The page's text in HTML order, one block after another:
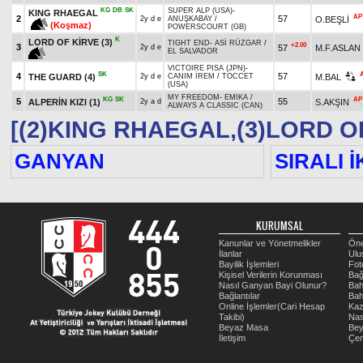
2
KING RHAEGAL KG DB SK
(Koşmaz)
2y d e
SUPER ALP (USA)-
ANUŞKABAY /
POWERSCOURT (GB)
57 O.BEŞLİ AP
3
LORD OF KİRVE (3) K
2y d e TIGHT END- ASİ RÜZGAR /
EL SALVADOR
57 +2.00 M.F.ASLAN
4 THE GUARD (4) SK 2y d e
VICTOIRE PISA (JPN)-
CANIM İREM / TOCCET
(USA)
57 M.BAL
5 ALPERİN KIZI (1) KG SK 2y a d MY FREEDOM - EMIKA /
ALWAYS A CLASSIC (CAN)
55 S.AKŞIN AP
[(2)KING RHAEGAL,(3)LORD
GANYAN SIRALI
KURUMSAL
Kanunlar ve Yönetmelikler
İlanlar
Bayilik İşlemleri
Kişisel Verilerin Korunması
Nasıl Ganyan Bayi Olunur?
Bağlantılar
Online İşlemler(Cari Hesap
Takibi)
Beyaz Masa
İletişim